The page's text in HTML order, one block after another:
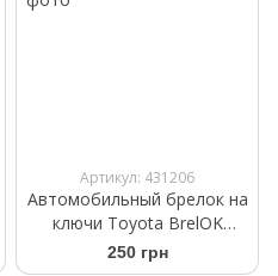
Артикул: 431206
Автомобильный брелок на
ключи Toyota BrelOK
черная замша
250 грн